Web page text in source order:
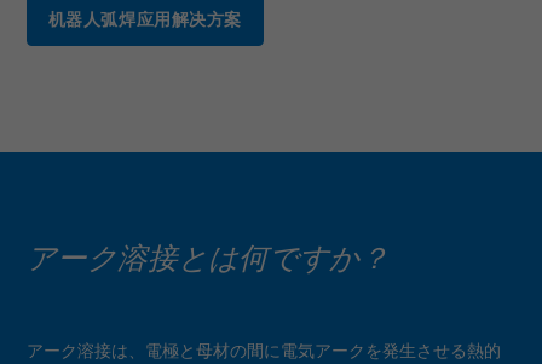
机器人弧焊应用解决方案
アーク溶接とは何ですか？
アーク溶接は、電極と母材の間に電気アークを発生させる熱的